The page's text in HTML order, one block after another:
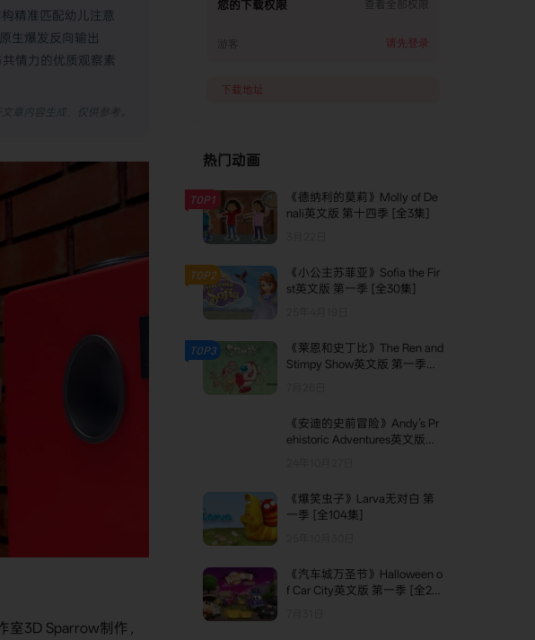
精准匹配幼儿注意
生爆发反向输出
情力的优质观察素
3D Sparrow制作，
您的下载权限 查看全部权限
游客 请先登录
下载地址
热门动画
TOP1
《德纳利的莫莉》Molly of De
nali英文版 第十四季 [全3集]
TOP2
《小公主苏菲亚》Sofia the Fir
st英文版 第一季 [全30集]
TOP3
《莱恩和史丁比》The Ren and
Stimpy Show英文版 第一季
《安迪的史前冒险》Andy’s Pr
ehistoric Adventures英文版
《爆笑虫子》Larva无对白 第
一季 [全104集]
《汽车城万圣节》Halloween o
f Car City英文版 第一季 [全22